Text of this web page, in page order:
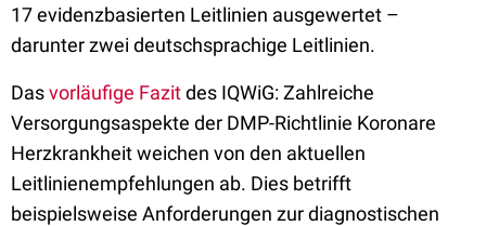
17 evidenzbasierten Leitlinien ausgewertet –
darunter zwei deutschsprachige Leitlinien.
Dasvorläufige Fazitdes IQWiG: Zahlreiche
Versorgungsaspekte der DMP-Richtlinie Koronare
Herzkrankheit weichen von den aktuellen
Leitlinienempfehlungen ab. Dies betrifft
beispielsweise Anforderungen zur diagnostischen